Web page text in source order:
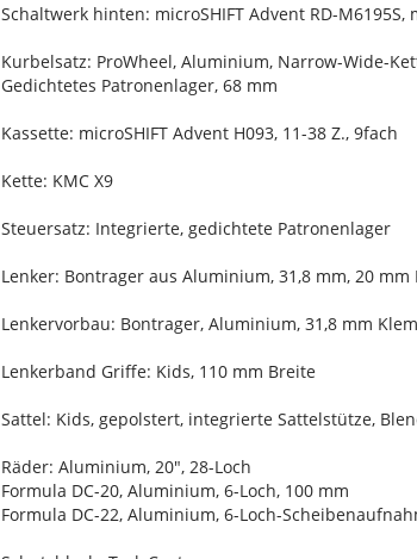
Schaltwerk hinten: microSHIFT Advent RD-M6195S,
Kurbelsatz: ProWheel, Aluminium, Narrow-Wide-
Gedichtetes Patronenlager, 68 mm
Kassette: microSHIFT Advent H093, 11-38 Z., 9fach
Kette: KMC X9
Steuersatz: Integrierte, gedichtete Patronenlager
Lenker: Bontrager aus Aluminium, 31,8 mm, 20 mm
Lenkervorbau: Bontrager, Aluminium, 31,8 mm
Lenkerband Griffe: Kids, 110 mm Breite
Sattel: Kids, gepolstert, integrierte Sattelstütze,
Räder: Aluminium, 20", 28-Loch
Formula DC-20, Aluminium, 6-Loch, 100 mm
Formula DC-22, Aluminium, 6-Loch-